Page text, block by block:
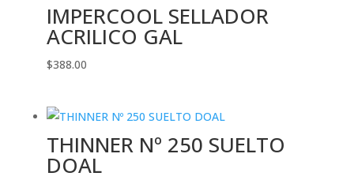
IMPERCOOL SELLADOR
ACRILICO GAL
$388.00
THINNER Nº 250 SUELTO
DOAL